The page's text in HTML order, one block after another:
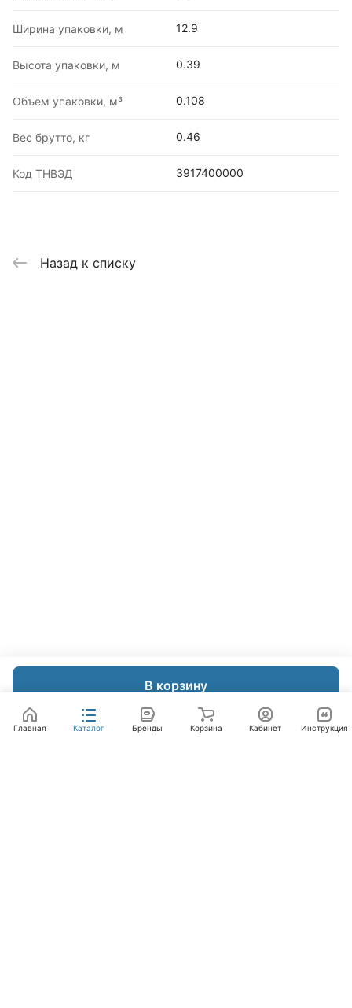
В корзину
Ширина упаковки, м 12.9
Высота упаковки, м 0.39
Объем упаковки, м³ 0.108
Вес брутто, кг 0.46
Код ТНВЭД 3917400000
Назад к списку
Главная Каталог Бренды Корзина Кабинет Инструкция